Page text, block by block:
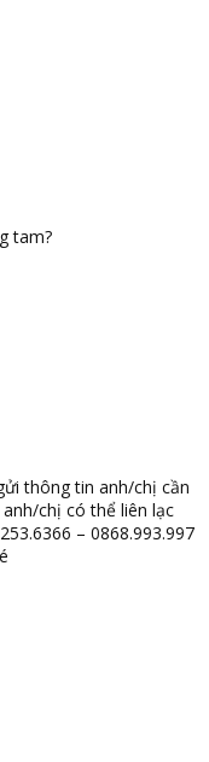
tam?
thông tin anh/chị cần
chị có thể liên lạc
– 0868.993.997